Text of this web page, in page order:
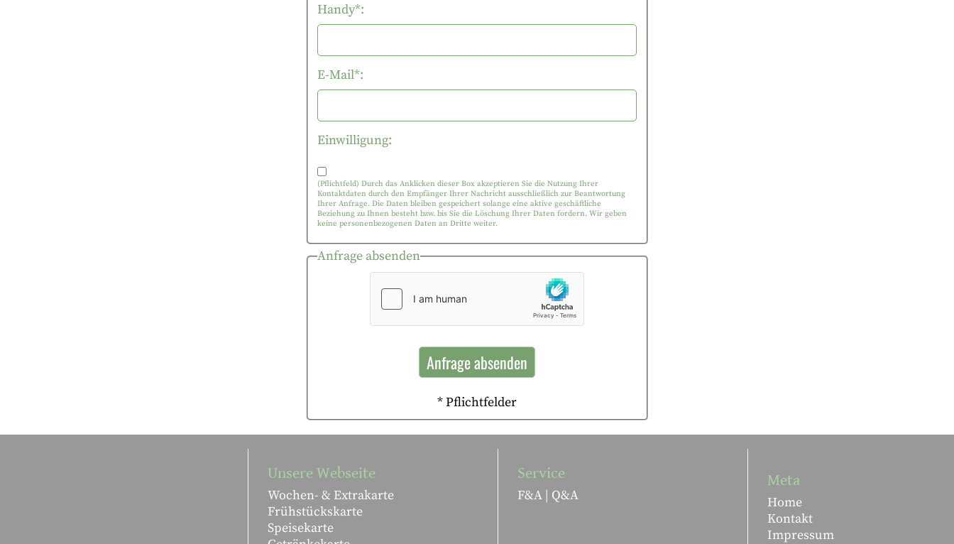
Handy*:
E-Mail*:
Einwilligung:
(Pflichtfeld) Durch das Anklicken dieser Box akzeptieren Sie die Nutzung Ihrer
Kontaktdaten durch den Empfänger Ihrer Nachricht ausschließlich zur Beantwortung
Ihrer Anfrage. Die Daten bleiben gespeichert solange eine aktive geschäftliche
Beziehung zu Ihnen besteht bzw. bis Sie die Löschung Ihrer Daten fordern. Wir geben
keine personenbezogenen Daten an Dritte weiter.
Anfrage absenden
* Pflichtfelder
Unsere Webseite
Wochen- & Extrakarte
Frühstückskarte
Speisekarte
Service
F&A | Q&A
Meta
Home
Kontakt
Impressum